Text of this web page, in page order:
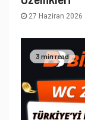
27 Haziran 2026
3 min read